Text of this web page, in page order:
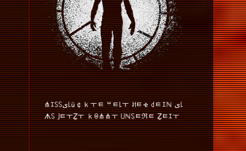
⋔ｴ꒚꒚ﻯ꒒ü￠ｋￓﾼ ꒳ﾼ꒒ￓ ꎧﾼቄ ꒯ﾼｴℕ ﻯ꒒
ᗑ꒚ ｣ﾼￓẔￓ ｋꑙ⋔⋔ￓ ꒤ℕ꒚ﾼℜﾼ Ẕﾼｴￓ